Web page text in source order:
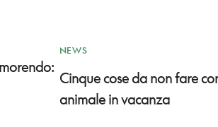
NEWS
Cinque cose da non fare
animale in vacanza